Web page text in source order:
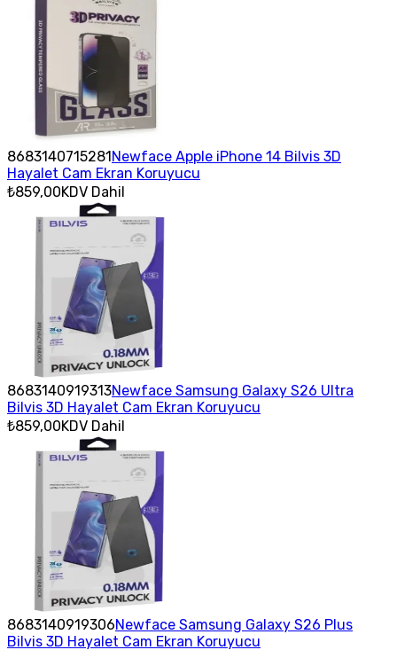
8683140715281Newface Apple iPhone 14 Bilvis 3D
Hayalet Cam Ekran Koruyucu
₺859,00KDV Dahil
8683140919313Newface Samsung Galaxy S26 Ultra
Bilvis 3D Hayalet Cam Ekran Koruyucu
₺859,00KDV Dahil
8683140919306Newface Samsung Galaxy S26 Plus
Bilvis 3D Hayalet Cam Ekran Koruyucu